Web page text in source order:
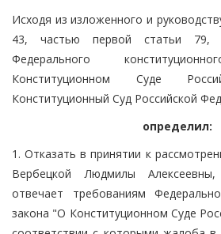
Исходя из изложенного и
43, частью первой статьи
Федерального
Конституционном Суде
Конституционный Суд Российской
определил:
1. Отказать в принятии к
Вербецкой Людмилы
отвечает требованиям
закона "О Конституционном Суде